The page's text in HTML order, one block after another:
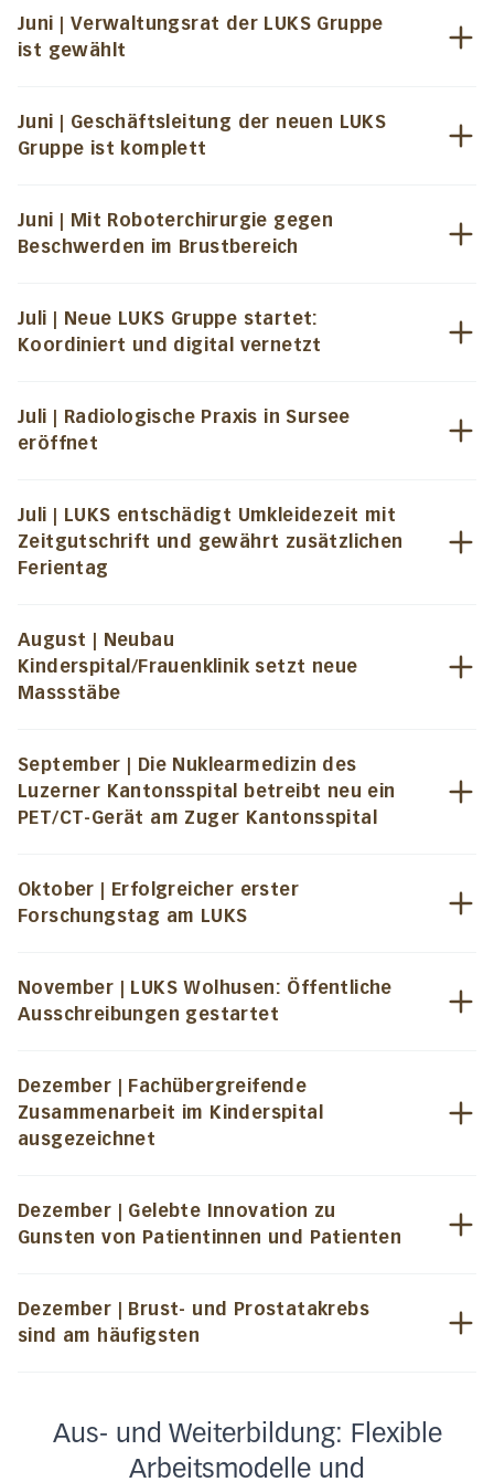
Juni | Verwaltungsrat der LUKS Gruppe
ist gewählt
Juni | Geschäftsleitung der neuen LUKS
Gruppe ist komplett
Juni | Mit Roboterchirurgie gegen
Beschwerden im Brustbereich
Juli | Neue LUKS Gruppe startet:
Koordiniert und digital vernetzt
Juli | Radiologische Praxis in Sursee
eröffnet
Juli | LUKS entschädigt Umkleidezeit mit
Zeitgutschrift und gewährt zusätzlichen
Ferientag
August | Neubau
Kinderspital/Frauenklinik setzt neue
Massstäbe
September | Die Nuklearmedizin des
Luzerner Kantonsspital betreibt neu ein
PET/CT-Gerät am Zuger Kantonsspital
Oktober | Erfolgreicher erster
Forschungstag am LUKS
November | LUKS Wolhusen: Öffentliche
Ausschreibungen gestartet
Dezember | Fachübergreifende
Zusammenarbeit im Kinderspital
ausgezeichnet
Dezember | Gelebte Innovation zu
Gunsten von Patientinnen und Patienten
Dezember | Brust- und Prostatakrebs
sind am häufigsten
Aus- und Weiterbildung: Flexible
Arbeitsmodelle und